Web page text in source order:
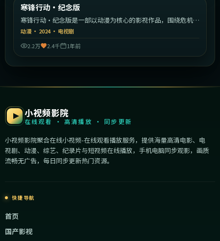
最新
寒锋行动·纪念版
寒锋行动·纪念版是一部以动漫为核心的影视作品，围绕危机、
反转与人物成长展开，整体节奏紧凑，值得推荐观看。
动漫 · 2024· 电视剧
2.2万
2.4千 1年前
小视频影院
在线观看 · 高清播放 · 同步更新
小视频影院聚合在线小视频-在线观看播放服务，提供海量高清电影、电
视剧、动漫、综艺、纪录片与短视频在线播放，手机电脑同步观影，画质
流畅无广告，每日同步更新热门资源。
快捷导航
首页
国产影视